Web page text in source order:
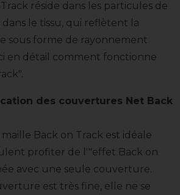
réside dans les particules de
dans le tissu, qui reflètent la
sous forme de rayonnement
en détail comment fonctionne
des couvertures Net Back
Back on Track est idéale
profiter de l'"effet Back on
avec une seule couverture.
est très fine, elle ne se